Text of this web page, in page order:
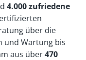
4.000 zufriedene
über die
und Wartung bis
aus über470